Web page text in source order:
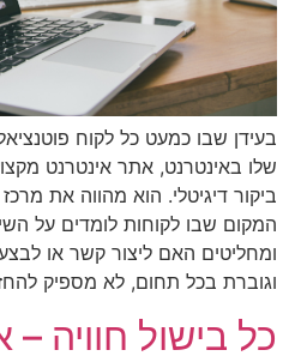
בעידן שבו כמעט כל לקוח
שלו באינטרנט, אתר אינטרנט
ביקור דיגיטלי. הוא מהווה את
המקום שבו לקוחות לומדים על
ומחליטים האם ליצור קשר או
וגוברת בכל תחום, לא מספיק
כל בישול חוויה